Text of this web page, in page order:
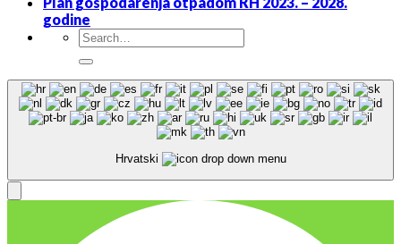
godine
Hrvatski